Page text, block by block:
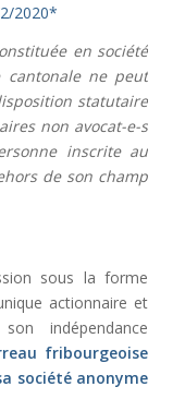
2020*
en société
cantonale ne peut
statutaire
non avocat-e-s
inscrite au
de son champ
sous la forme
actionnaire et
indépendance
fribourgeoise
société anonyme